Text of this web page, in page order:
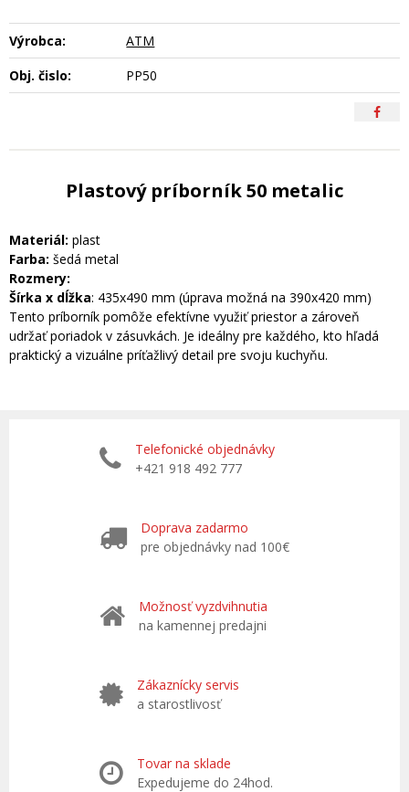
Výrobca:
ATM
Obj. čislo:
PP50
Plastový príborník 50 metalic
Materiál: plast
Farba: šedá metal
Rozmery:
Šírka x dĺžka: 435x490 mm (úprava možná na 390x420 mm)
Tento príborník pomôže efektívne využiť priestor a zároveň
udržať poriadok v zásuvkách. Je ideálny pre každého, kto hľadá
praktický a vizuálne príťažlivý detail pre svoju kuchyňu.
Telefonické objednávky
+421 918 492 777
Doprava zadarmo
pre objednávky nad 100€
Možnosť vyzdvihnutia
na kamennej predajni
Zákaznícky servis
a starostlivosť
Tovar na sklade
Expedujeme do 24hod.